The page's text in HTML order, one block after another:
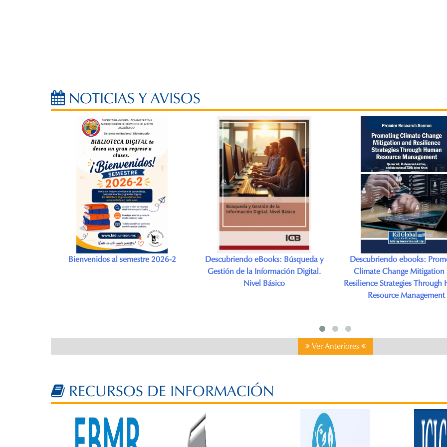
NOTICIAS Y AVISOS
Descubriendo eBooks: Búsqueda y
Descubriendo ebooks: Promoting
Climate Change Mitigation and
Resilience Strategies Through Human
Descubriendo ebooks:
Psiquiátrica
Ver Anteriores
RECURSOS DE INFORMACIÓN